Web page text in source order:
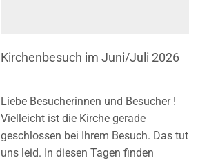
Kirchenbesuch im Juni/Juli 2026
Liebe Besucherinnen und Besucher !
Vielleicht ist die Kirche gerade
geschlossen bei Ihrem Besuch. Das tut
uns leid. In diesen Tagen finden